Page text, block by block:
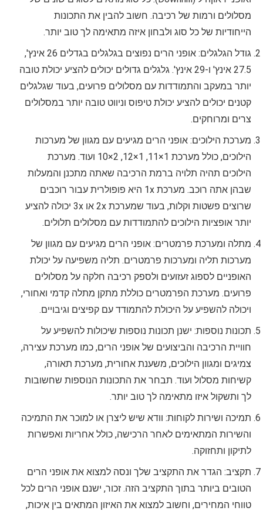
מסלולים ורמות של רכיבה. חשוב להבין את התכונות
הייחודיות של כל סוג ולבחון איזה מתאימה לך טוב יותר.
גודל הגלגלים: אופני הרים נפוצים בגלגלים בגדלים 26 אינץ',
27.5 אינץ' ו-29 אינץ'. גלגלים גדולים יכולים להציע יכולת טובה
יותר במעקב והתמודדות עם מסלולים פרועים, בעוד שגלגלים
קטנים יכולים להציע יכולת טיפוס וניווט טובה יותר במסלולים
צרים ומרוחקים.
מערכת הילוכים: אופני הרים מגיעים עם מגוון של מערכות
הילוכים, כולל מערכת 1×11, 1×12, 2×10 ועוד. מערכת
הילוכים תהיה תלויה ברמת הרכיבה שאתה מתכנן והמעלות
שבהן אתה רוכב. מערכת 1x היא פופולרית עבור רוכבים
שרוצים פשטות וקלות, בעוד שמערכת 2x או 3x יכולה להציע
יותר אופציות הילוכים להתמודדות עם מסלולים תלולים.
מתלה ומערכת פרמטרים: אופני הרים מגיעים עם מגוון של
מערכות תליה ומערכות פרמטרים. תליה משפיעה על יכולת
האופניים לספוג זעזועים ולספק רכיבה חלקה על מסלולים
פרועים. מערכת הפרמטרים כוללת מתקן מתלה קדמי ואחורי,
ויכולה להשפיע על היכולת להתמודד עם קפיצים וגיבויים.
תכונות נוספות: ישנן תכונות נוספות שיכולות להשפיע על
חוויית הרכיבה והביצועים של אופני הרים, כמו מערכת עצירה,
צמיגים ומגוון הילוכים, משענת אחורית, מערכת תאורה,
קשיחות מסלול ועוד. תבחר את התכונות הנוספות שחשובות
לך ותשקול איזו מתאימה לך טוב יותר.
תמיכה ושירות לקוחות: וודא שיש ליצרן או למוכר את התמיכה
והשירות המתאימים לאחר הרכישה, כולל אחריות ואפשרות
לתיקון ותחזוקה.
תקציב: הגדר את התקציב שלך ונסה למצוא את אופני הרים
הטובים ביותר בתוך התקציב הזה. זכור, ישנם אופני הרים לכל
טווחי המחירים, וחשוב למצוא את האיזון המתאים בין איכות,